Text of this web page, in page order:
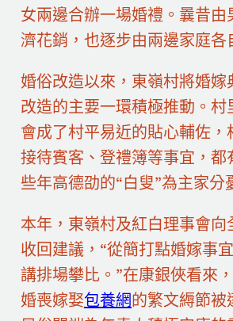
女兩邊合辦一場婚禮。曩昔由
濟花銷，也逐步由兩邊家庭各
婚俗改造以來，東嶺村將婚嫁
改造的主要一環積極推動。村
會成了村平易近的貼心輔佐，
接待賓客、登禮簿等事宜，都
些年高德劭的“白叟”為主家分
本年，東嶺村及紅白理事會向
收回建議，“從簡打點婚嫁事
講排場攀比。”在康銀俠看來
婚喪嫁娶包養網的繁文縟節被